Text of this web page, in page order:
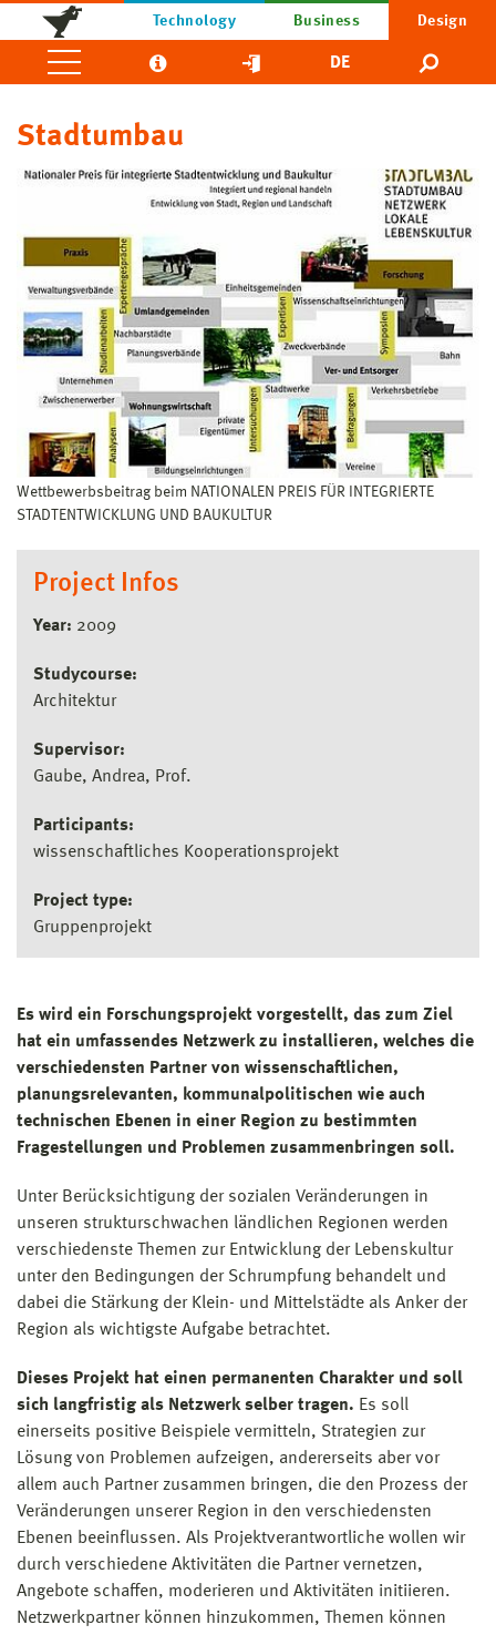
Technology Business Design
DE
Stadtumbau
Wettbewerbsbeitrag beim NATIONALEN PREIS FÜR INTEGRIERTE
STADTENTWICKLUNG UND BAUKULTUR
Project Infos
Year: 2009
Studycourse:
Architektur
Supervisor:
Gaube, Andrea, Prof.
Participants:
wissenschaftliches Kooperationsprojekt
Project type:
Gruppenprojekt
Es wird ein Forschungsprojekt vorgestellt, das zum Ziel
hat ein umfassendes Netzwerk zu installieren, welches die
verschiedensten Partner von wissenschaftlichen,
planungsrelevanten, kommunalpolitischen wie auch
technischen Ebenen in einer Region zu bestimmten
Fragestellungen und Problemen zusammenbringen soll.
Unter Berücksichtigung der sozialen Veränderungen in
unseren strukturschwachen ländlichen Regionen werden
verschiedenste Themen zur Entwicklung der Lebenskultur
unter den Bedingungen der Schrumpfung behandelt und
dabei die Stärkung der Klein- und Mittelstädte als Anker der
Region als wichtigste Aufgabe betrachtet.
Dieses Projekt hat einen permanenten Charakter und soll
sich langfristig als Netzwerk selber tragen. Es soll
einerseits positive Beispiele vermitteln, Strategien zur
Lösung von Problemen aufzeigen, andererseits aber vor
allem auch Partner zusammen bringen, die den Prozess der
Veränderungen unserer Region in den verschiedensten
Ebenen beeinflussen. Als Projektverantwortliche wollen wir
durch verschiedene Aktivitäten die Partner vernetzen,
Angebote schaffen, moderieren und Aktivitäten initiieren.
Netzwerkpartner können hinzukommen, Themen können